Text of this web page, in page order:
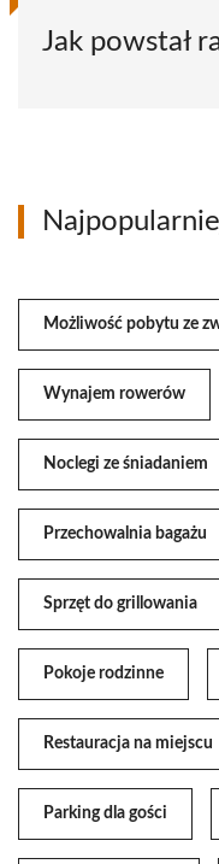
Jak powstał
Możliwość pobytu ze
Wynajem rowerów
Noclegi ze śniadaniem
Przechowalnia bagażu
Sprzęt do grillowania
Pokoje rodzinne
Restauracja na miejscu
Parking dla gości